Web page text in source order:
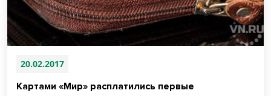
20.02.2017
Картами «Мир» расплатились первые